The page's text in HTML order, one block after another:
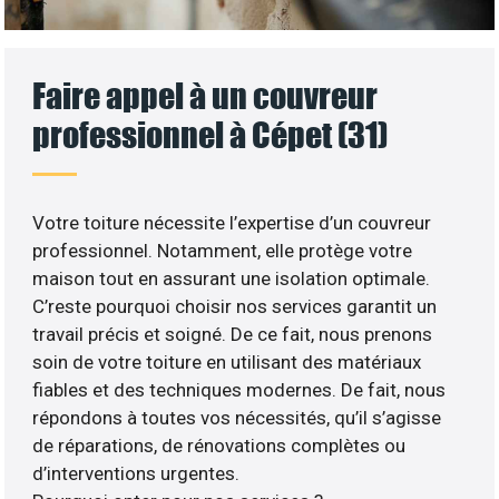
Faire appel à un couvreur
professionnel à Cépet (31)
Votre toiture nécessite l’expertise d’un couvreur
professionnel. Notamment, elle protège votre
maison tout en assurant une isolation optimale.
C’reste pourquoi choisir nos services garantit un
travail précis et soigné. De ce fait, nous prenons
soin de votre toiture en utilisant des matériaux
fiables et des techniques modernes. De fait, nous
répondons à toutes vos nécessités, qu’il s’agisse
de réparations, de rénovations complètes ou
d’interventions urgentes.